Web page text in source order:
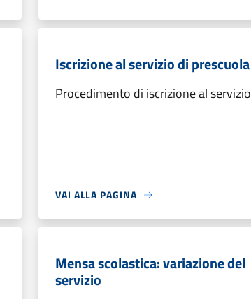
Iscrizione al servizio di prescuola
Procedimento di iscrizione al servizio
VAI ALLA PAGINA
Mensa scolastica: variazione del
servizio